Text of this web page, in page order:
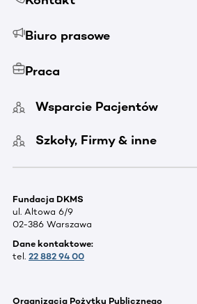
Biuro prasowe
Praca
Wsparcie Pacjentów
Szkoły, Firmy & inne
Fundacja DKMS
ul. Altowa 6/9
02-386 Warszawa
Dane kontaktowe:
tel. 22 882 94 00
Organizacja Pożytku Publicznego